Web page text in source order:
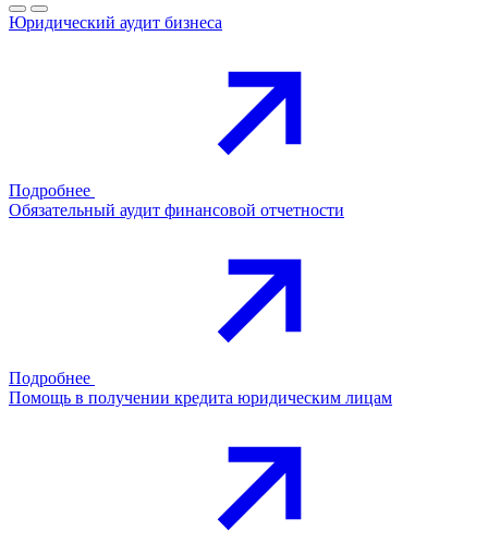
Юридический аудит бизнеса
Подробнее
Обязательный аудит финансовой отчетности
Подробнее
Помощь в получении кредита юридическим лицам